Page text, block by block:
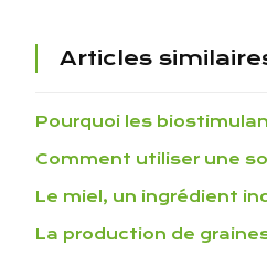
Articles
Pourquoi les
Comment utiliser une
Le miel, un ingrédient
La production de